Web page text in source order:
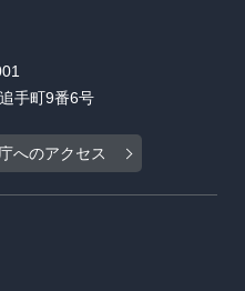
手町9番6号
へのアクセス